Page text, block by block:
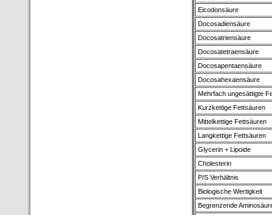
Eicodonsäure
Docosadiensäure
Docosatriensäure
Docosatetraensäure
Docosapentaensäure
Docosahexaensäure
Mehrfach ungesättigte
Kurzkettige Fettsäuren
Mittelkettige Fettsäuren
Langkettige Fettsäuren
Glycerin + Lipoide
Cholesterin
P/S Verhältnis
Biologische Wertigkeit
Begrenzende